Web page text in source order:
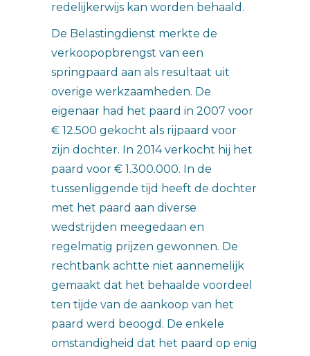
redelijkerwijs kan worden behaald.
De Belastingdienst merkte de
verkoopopbrengst van een
springpaard aan als resultaat uit
overige werkzaamheden. De
eigenaar had het paard in 2007 voor
€ 12.500 gekocht als rijpaard voor
zijn dochter. In 2014 verkocht hij het
paard voor € 1.300.000. In de
tussenliggende tijd heeft de dochter
met het paard aan diverse
wedstrijden meegedaan en
regelmatig prijzen gewonnen. De
rechtbank achtte niet aannemelijk
gemaakt dat het behaalde voordeel
ten tijde van de aankoop van het
paard werd beoogd. De enkele
omstandigheid dat het paard op enig